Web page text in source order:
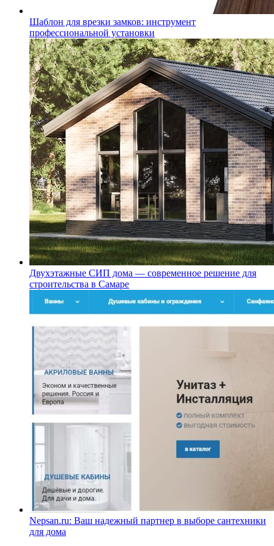
Шаблон для врезки замков: инструмент
профессиональной установки
Двухэтажные СИП дома — современное решение для
строительства в Самаре
Nepsan.ru: Ваш надежный партнер в выборе сантехники
для дома